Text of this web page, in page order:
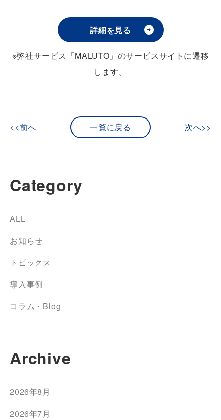
詳細を見る
※弊社サービス「MALUTO」のサービスサイトに遷移
します。
<<前へ 一覧に戻る 次へ>>
Category
ALL
お知らせ
トピックス
導入事例
コラム・Blog
Archive
2026年8月
2026年7月